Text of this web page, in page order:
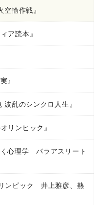
輸作戦』
ア読本』
』
乱のシンクロ人生』
リンピック』
心理学 パラアスリート
ンピック 井上雅彦、熱